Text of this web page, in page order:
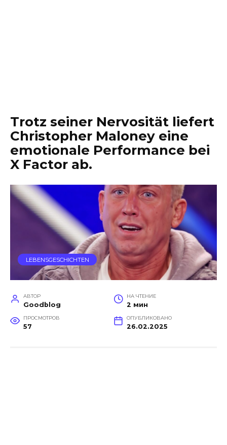
Trotz seiner Nervosität liefert
Christopher Maloney eine
emotionale Performance bei
X Factor ab.
LEBENSGESCHICHTEN
АВТОР
Goodblog
НА ЧТЕНИЕ
2 мин
ПРОСМОТРОВ
57
ОПУБЛИКОВАНО
26.02.2025